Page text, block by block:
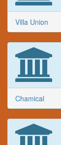
Villa Union
Chamical